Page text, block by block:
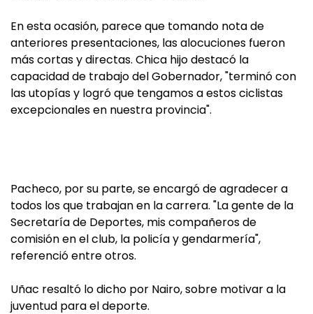
En esta ocasión, parece que tomando nota de
anteriores presentaciones, las alocuciones fueron
más cortas y directas. Chica hijo destacó la
capacidad de trabajo del Gobernador, "terminó con
las utopías y logró que tengamos a estos ciclistas
excepcionales en nuestra provincia".
Pacheco, por su parte, se encargó de agradecer a
todos los que trabajan en la carrera. "La gente de la
Secretaría de Deportes, mis compañeros de
comisión en el club, la policía y gendarmería",
referenció entre otros.
Uñac resaltó lo dicho por Nairo, sobre motivar a la
juventud para el deporte.